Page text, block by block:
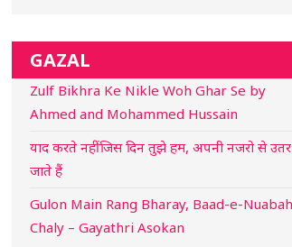
GAZAL
Zulf Bikhra Ke Nikle Woh Ghar Se by
Ahmed and Mohammed Hussain
याद करते नहीं जिस दिन तुझे हम, अपनी नजरो से उतर
जाते हैं
Gulon Main Rang Bharay, Baad-e-
Chaly – Gayathri Asokan